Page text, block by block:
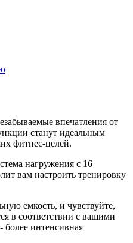
впечатления от
станут идеальным
фитнес-целей.
нагружения с 16
вам настроить тренировку
емкость, и чувствуйте,
в соответствии с вашими
интенсивная